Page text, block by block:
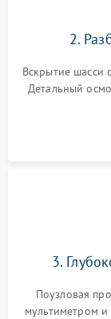
2.
Вскрытие шасси
Детальный
контроллеров
3.
Поузловая
мультиметром